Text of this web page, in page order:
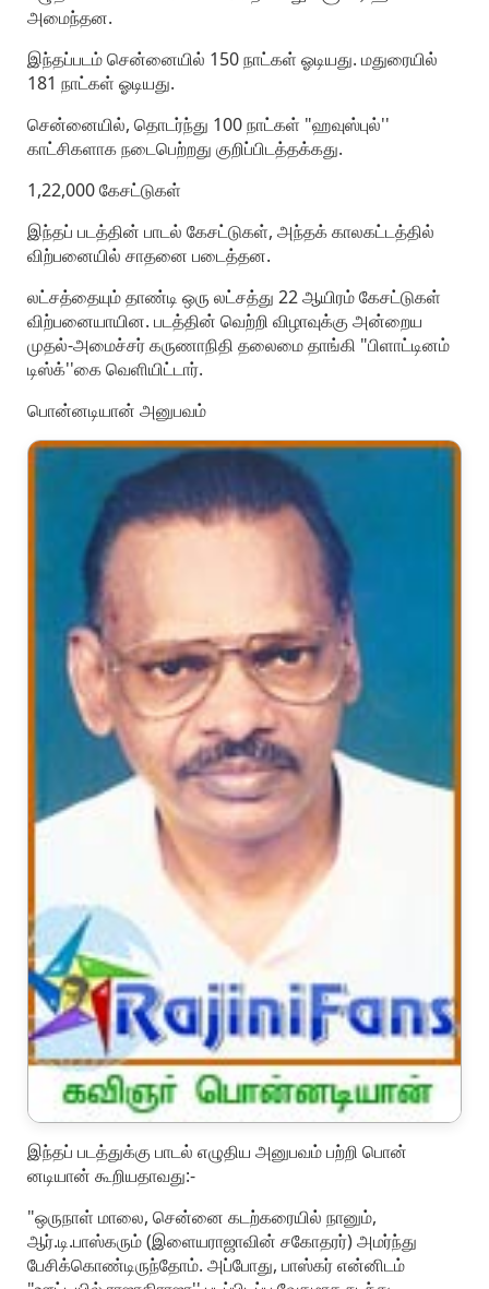
அமைந்தன.
இந்தப்படம் சென்னையில் 150 நாட்கள் ஓடியது. மதுரையில்
181 நாட்கள் ஓடியது.
சென்னையில், தொடர்ந்து 100 நாட்கள் "ஹவுஸ்புல்''
காட்சிகளாக நடைபெற்றது குறிப்பிடத்தக்கது.
1,22,000 கேசட்டுகள்
இந்தப் படத்தின் பாடல் கேசட்டுகள், அந்தக் காலகட்டத்தில்
விற்பனையில் சாதனை படைத்தன.
லட்சத்தையும் தாண்டி ஒரு லட்சத்து 22 ஆயிரம் கேசட்டுகள்
விற்பனையாயின. படத்தின் வெற்றி விழாவுக்கு அன்றைய
முதல்-அமைச்சர் கருணாநிதி தலைமை தாங்கி "பிளாட்டினம்
டிஸ்க்''கை வெளியிட்டார்.
பொன்னடியான் அனுபவம்
இந்தப் படத்துக்கு பாடல் எழுதிய அனுபவம் பற்றி பொன்
னடியான் கூறியதாவது:-
"ஒருநாள் மாலை, சென்னை கடற்கரையில் நானும்,
ஆர்.டி.பாஸ்கரும் (இளையராஜாவின் சகோதரர்) அமர்ந்து
பேசிக்கொண்டிருந்தோம். அப்போது, பாஸ்கர் என்னிடம்